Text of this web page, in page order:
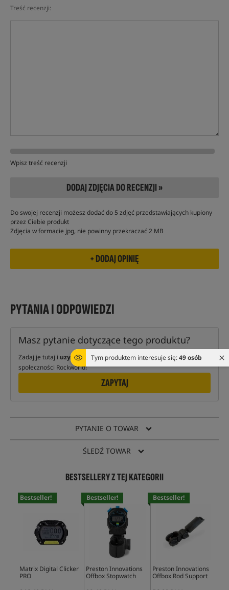
Tym produktem interesuje się:49 osób
Treść recenzji:
Wpisz treść recenzji
DODAJ ZDJĘCIA DO RECENZJI »
Do swojej recenzji możesz dodać do 5 zdjęć przedstawiających kupiony
przez Ciebie produkt
Zdjęcia w formacie jpg, nie powinny przekraczać 2 MB
PYTANIA I ODPOWIEDZI
Masz pytanie dotyczące tego produktu?
Zadaj je tutaj i uzyskaj odpowiedźnaszych ekspertów oraz
społeczności Rockworld!
ZAPYTAJ
PYTANIE O TOWAR
ŚLEDŹ TOWAR
BESTSELLERY Z TEJ KATEGORII
Bestseller!
Matrix Digital Clicker
PRO
Bestseller!
Preston Innovations
Offbox Stopwatch
Bestseller!
Preston Innovations
Offbox Rod Support